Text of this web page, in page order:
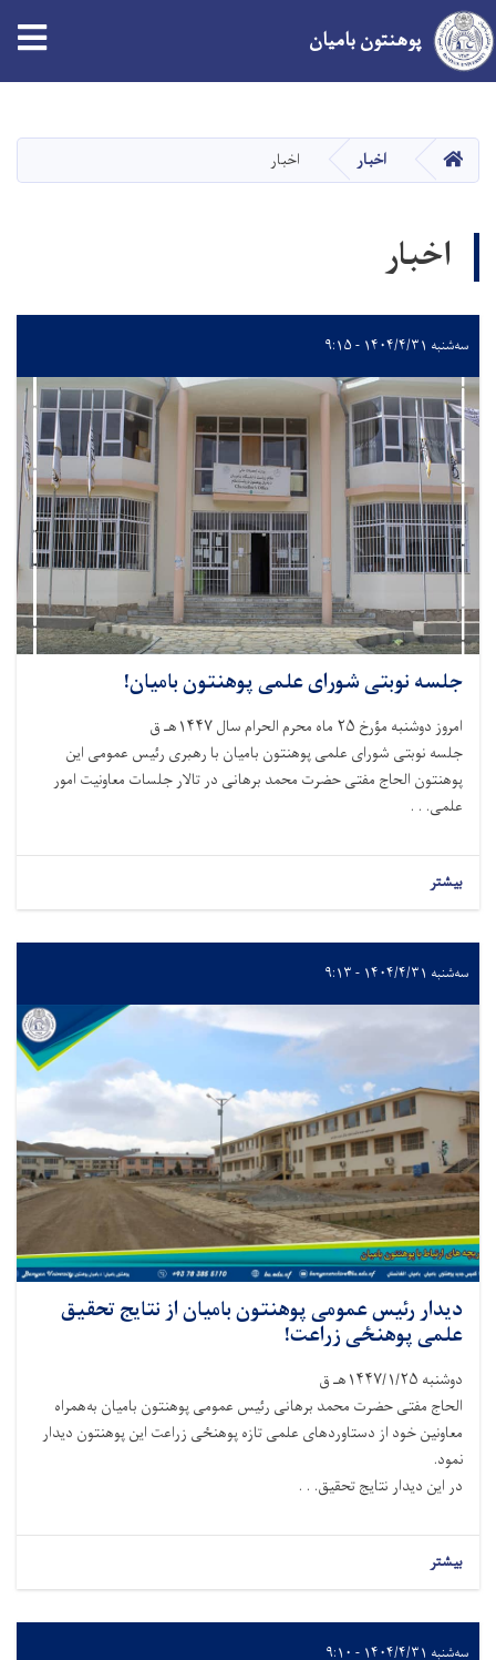
content
پوهنتون بامیان
صفحه اصلیاخبار اخبار
اخبار
سه‌شنبه ۱۴۰۴/۴/۳۱ - ۹:۱۵
جلسه نوبتی شورای علمی پوهنتون بامیان!
امروز دوشنبه مؤرخ ۲۵ ماه محرم الحرام سال ۱۴۴۷هـ ق
جلسه نوبتی شورای علمی پوهنتون بامیان با رهبری رئیس عمومی این
پوهنتون الحاج مفتی حضرت محمد برهانی در تالار جلسات معاونیت امور
علمی. . .
بیشتر
سه‌شنبه ۱۴۰۴/۴/۳۱ - ۹:۱۳
دیدار رئیس عمومی پوهنتون بامیان از نتایج تحقیق
علمی پوهنځی زراعت!
دوشنبه ۱۴۴۷/۱/۲۵هـ ق
الحاج مفتی حضرت محمد برهانی رئیس عمومی پوهنتون بامیان به‌همراه
معاونین خود از دستاوردهای علمی تازه پوهنځی زراعت این پوهنتون دیدار
نمود.
در این دیدار نتایج تحقیق. . .
بیشتر
سه‌شنبه ۱۴۰۴/۴/۳۱ - ۹:۱۰